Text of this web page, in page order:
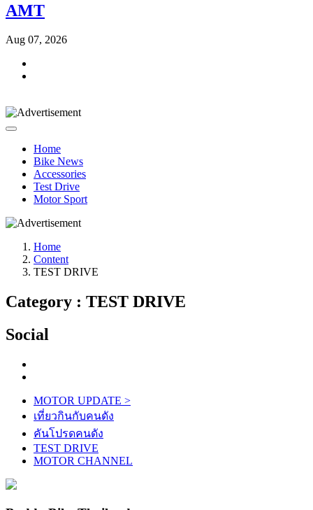
AMT
Aug 07, 2026
Home
Bike News
Accessories
Test Drive
Motor Sport
Home
Content
TEST DRIVE
Category : TEST DRIVE
Social
MOTOR UPDATE >
เที่ยวกินกับคนดัง
คันโปรดคนดัง
TEST DRIVE
MOTOR CHANNEL